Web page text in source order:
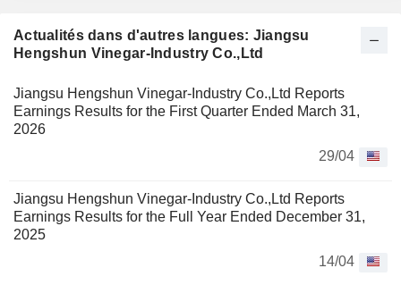
Actualités dans d'autres langues: Jiangsu
Hengshun Vinegar-Industry Co.,Ltd
Jiangsu Hengshun Vinegar-Industry Co.,Ltd Reports
Earnings Results for the First Quarter Ended March 31,
2026
29/04
Jiangsu Hengshun Vinegar-Industry Co.,Ltd Reports
Earnings Results for the Full Year Ended December 31,
2025
14/04